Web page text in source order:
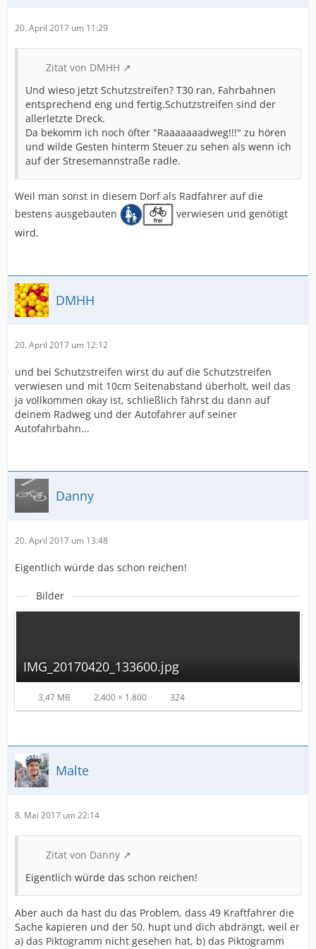
20. April 2017 um 11:29
Zitat von DMHH
Und wieso jetzt Schutzstreifen? T30 ran, Fahrbahnen
entsprechend eng und fertig.Schutzstreifen sind der
allerletzte Dreck.
Da bekomm ich noch öfter "Raaaaaaadweg!!!" zu hören
und wilde Gesten hinterm Steuer zu sehen als wenn ich
auf der Stresemannstraße radle.
Weil man sonst in diesem Dorf als Radfahrer auf die
bestens ausgebauten
verwiesen und genötigt
wird.
DMHH
20. April 2017 um 12:12
und bei Schutzstreifen wirst du auf die Schutzstreifen
verwiesen und mit 10cm Seitenabstand überholt, weil das
ja vollkommen okay ist, schließlich fährst du dann auf
deinem Radweg und der Autofahrer auf seiner
Autofahrbahn...
Danny
20. April 2017 um 13:48
Eigentlich würde das schon reichen!
Bilder
IMG_20170420_133600.jpg
3,47 MB 2.400 × 1.800 324
Malte
8. Mai 2017 um 22:14
Zitat von Danny
Eigentlich würde das schon reichen!
Aber auch da hast du das Problem, dass 49 Kraftfahrer die
Sache kapieren und der 50. hupt und dich abdrängt, weil er
a) das Piktogramm nicht gesehen hat, b) das Piktogramm